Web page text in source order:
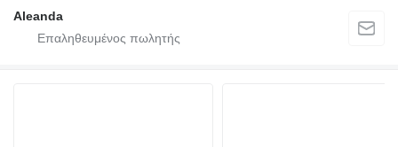
Aleanda